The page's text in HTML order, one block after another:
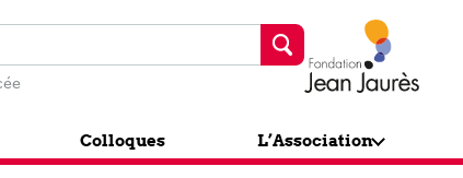
Fondation
Colloques L’Association